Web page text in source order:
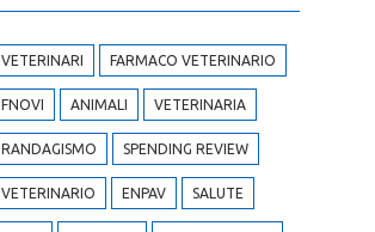
VETERINARI FARMACO VETERINARIO
FNOVI ANIMALI VETERINARIA
RANDAGISMO SPENDING REVIEW
VETERINARIO ENPAV SALUTE